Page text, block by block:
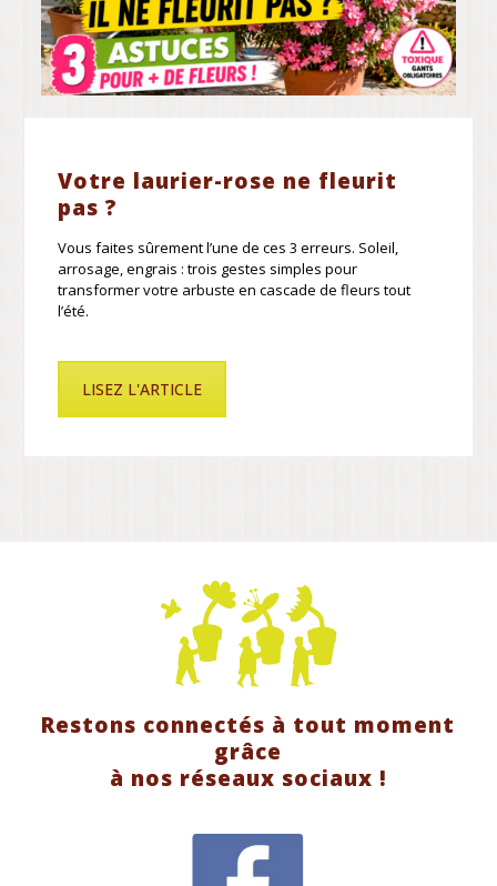
Votre laurier-rose ne fleurit
pas ?
Vous faites sûrement l’une de ces 3 erreurs. Soleil,
arrosage, engrais : trois gestes simples pour
transformer votre arbuste en cascade de fleurs tout
l’été.
LISEZ L'ARTICLE
Restons connectés à tout moment
grâce
à nos réseaux sociaux !